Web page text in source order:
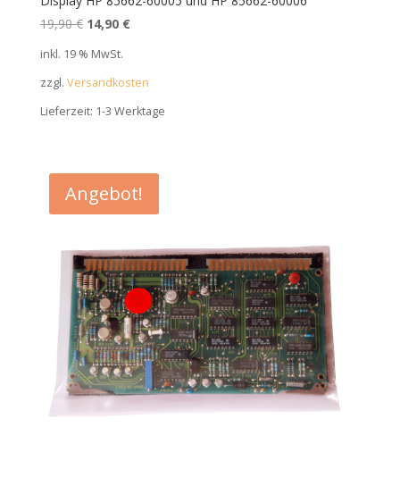
19,90€ Ursprünglicher
19,90 €
14,90 €Aktueller
14,90 €.
inkl. 19 % MwSt.
zzgl. Versandkosten
Lieferzeit: 1-3 Werktage
Angebot!